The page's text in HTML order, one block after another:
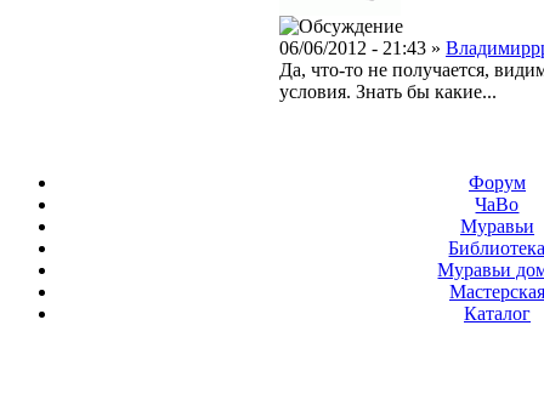
06/06/2012 - 21:43 »
Да, что-то не получается,
условия. Знать бы какие...
Форум
ЧаВо
Муравьи
Муравьи
Мастерская
Каталог